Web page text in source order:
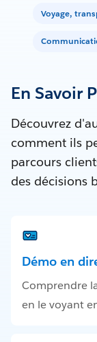
Voyage,
En Savoir
Découvrez
comment ils
parcours
des décisions
Démo en
Comprendre
en le voyant